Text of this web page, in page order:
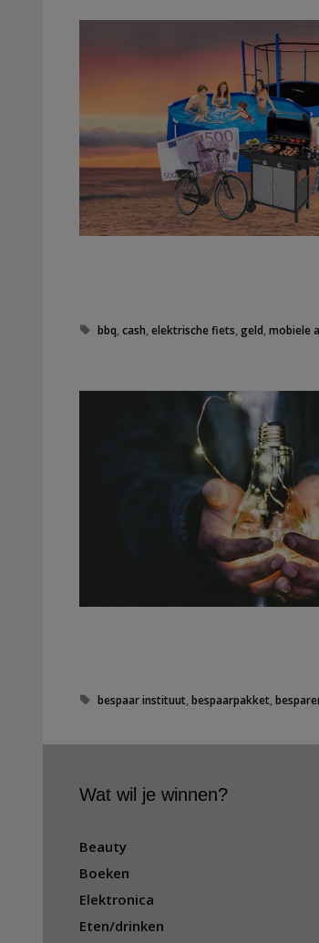
T
bbq ,cash ,elektrische fiets ,geld ,mobiele
T
s
bespaar instituut,bespaarpakket,
Wat wil je winnen?
Beauty
Boeken
Elektronica
Eten/drinken